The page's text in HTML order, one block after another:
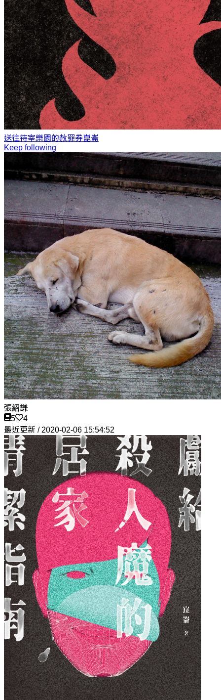
送往待宰樂園的赦罪券崑崙
Keep following
張紹謙
5
4
最近更新 / 2020-02-06 15:54:52